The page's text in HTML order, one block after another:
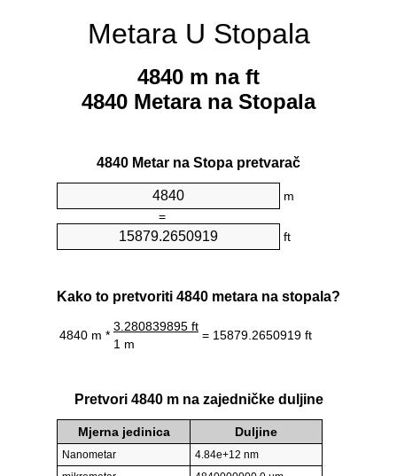
Metara U Stopala
4840 m na ft
4840 Metara na Stopala
4840 Metar na Stopa pretvarač
m
=
ft
Kako to pretvoriti 4840 metara na stopala?
4840 m *
3.280839895 ft
= 15879.2650919 ft
1 m
Pretvori 4840 m na zajedničke duljine
Mjerna jedinica Duljine
Nanometar
4.84e+12 nm